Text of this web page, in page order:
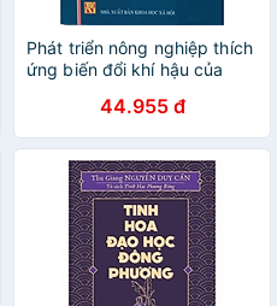
Phát triển nông nghiệp thích
ứng biến đổi khí hậu của
cho Việt Nam44.955 đ